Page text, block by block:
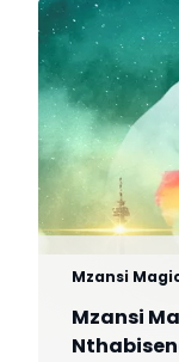
Mzansi
Mzansi